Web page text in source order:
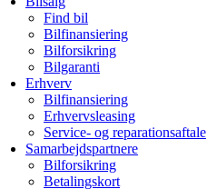
Find bil
Bilfinansiering
Bilforsikring
Bilgaranti
Erhverv
Bilfinansiering
Erhvervsleasing
Service- og reparationsaftale
Samarbejdspartnere
Bilforsikring
Betalingskort